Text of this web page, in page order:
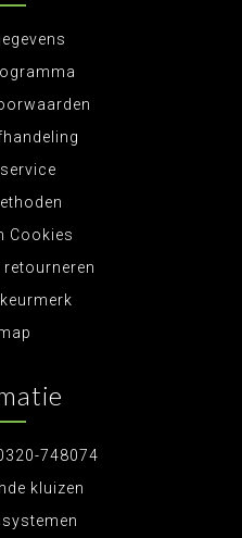
Cookies
retourneren
748074
kluizen